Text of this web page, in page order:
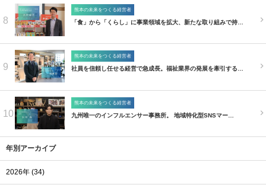
8
熊本の未来をつくる経営者
「食」から「くらし」に事業領域を拡大、新たな取り組みで持…
9
熊本の未来をつくる経営者
社員を信頼し任せる経営で急成長。福祉業界の発展を牽引する…
10
熊本の未来をつくる経営者
九州唯一のインフルエンサー事務所。 地域特化型SNSマー…
年別アーカイブ
2026年 (34)